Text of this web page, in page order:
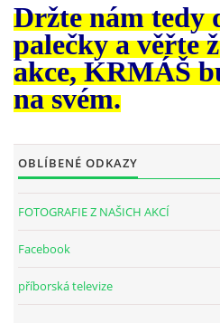
Držte nám tedy
palečky a věřte
akce, KRMÁŠ
na svém.
OBLÍBENÉ ODKAZY
FOTOGRAFIE Z NAŠICH AKCÍ
Facebook
příborská televize